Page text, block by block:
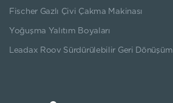
Fischer Gazlı Çivi Çakma Makinası
Yoğuşma Yalıtım Boyaları
Leadax Roov Sürdürülebilir Geri